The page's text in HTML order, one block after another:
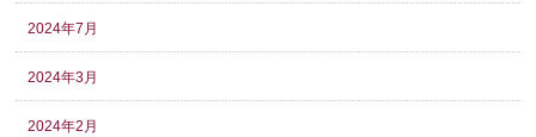
2024年7月
2024年3月
2024年2月